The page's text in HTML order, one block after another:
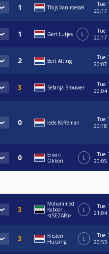
Thijs Van roessel
Tue
20:17
Gert Lutjes L
Tue
20:17
Bert Alting
Tue
20:07
Sefanja Brouwer
Tue
20:04
Iede Koffeman
Tue
20:18
Erwin
Okken
L
Tue
20:05
Mohammed
Kaboor..
<(SEZAR)>
L
Tue
21:04
Kirsten
Huizing
L
Tue
20:53